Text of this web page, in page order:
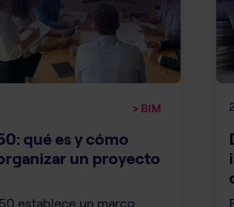
> BIM
qué es y cómo
un proyecto
establece un marco